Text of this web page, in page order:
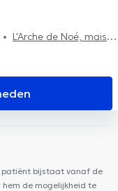
L'Arche de Noé, maison
à la Vie
Médical Namur
et Paramédical
Santé
patiënt bijstaat vanaf de
de mogelijkheid te